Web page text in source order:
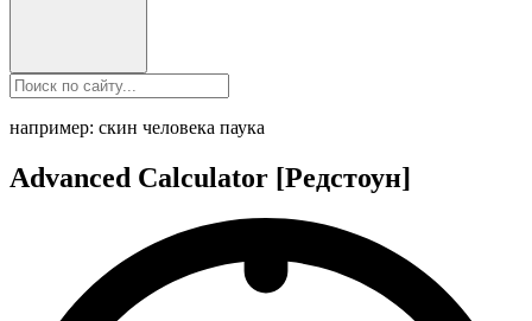
например: скин человека паука
Advanced Calculator [Редстоун]